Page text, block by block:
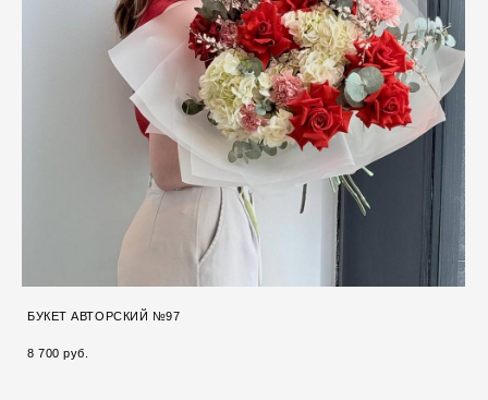
БУКЕТ АВТОРСКИЙ №97
8 700 pуб.